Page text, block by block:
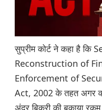
सुप्रीम कोर्ट ने कहा है
Reconstruction of
Enforcement of
Act, 2002 के तहत अगर
अंदर बिक्री की बकाया